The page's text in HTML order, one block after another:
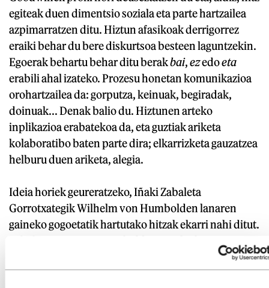
egiteak duen dimentsio soziala eta parte hartzailea
azpimarratzen ditu. Hiztun afasikoak derrigorrez
eraiki behar du bere diskurtsoa besteen laguntzekin.
Egoerak behartu behar ditu berakbai,ezedoeta
erabili ahal izateko. Prozesu honetan komunikazioa
orohartzailea da: gorputza, keinuak, begiradak,
doinuak... Denak balio du. Hiztunen arteko
inplikazioa erabatekoa da, eta guztiak ariketa
kolaboratibo baten parte dira; elkarrizketa gauzatzea
helburu duen ariketa, alegia.
Ideia horiek geureratzeko, Iñaki Zabaleta
Gorrotxategik Wilhelm von Humbolden lanaren
gaineko gogoetatik hartutako hitzak ekarri nahi ditut.
sozial gisa ezaugarritzen duen elementua litzateke.
«Hizkuntza ez da subjektu bakar bati loturiko zerbait